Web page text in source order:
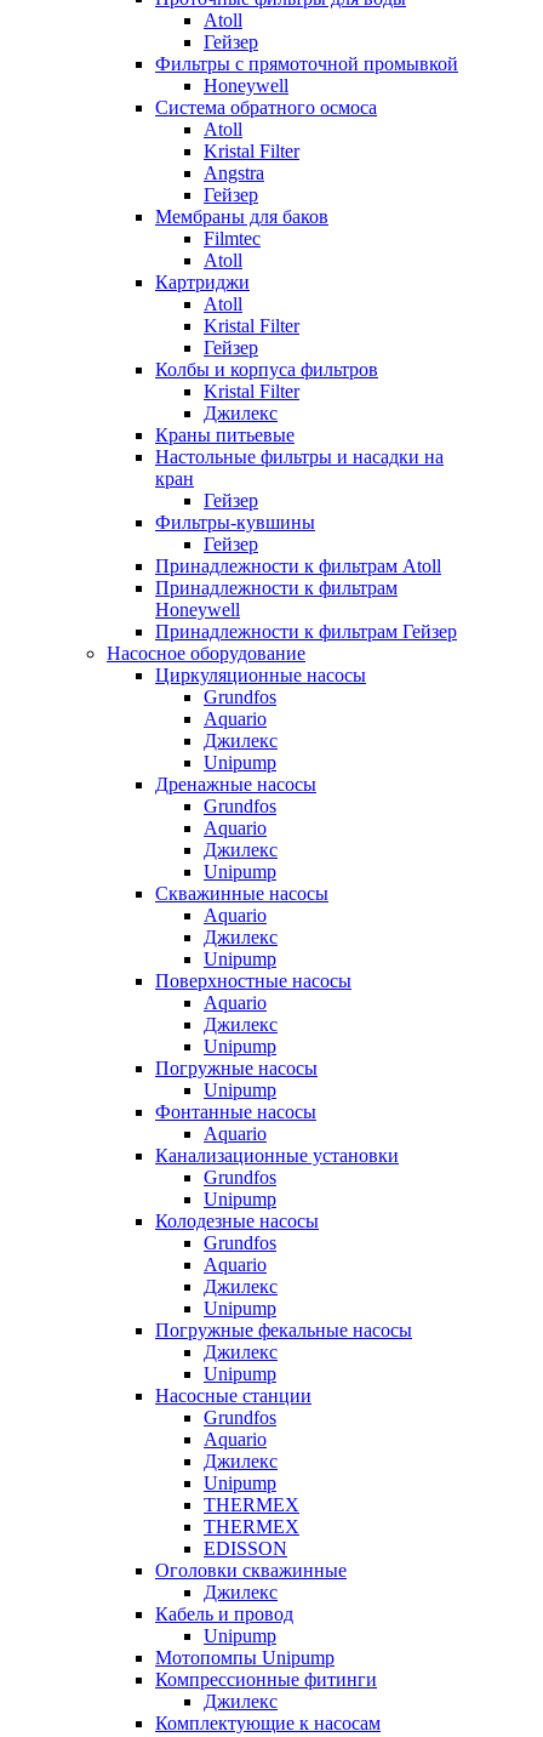
Atoll
Гейзер
Фильтры с прямоточной промывкой
Honeywell
Система обратного осмоса
Atoll
Kristal Filter
Angstra
Гейзер
Мембраны для баков
Filmtec
Atoll
Картриджи
Atoll
Kristal Filter
Гейзер
Колбы и корпуса фильтров
Kristal Filter
Джилекс
Краны питьевые
Настольные фильтры и насадки на
кран
Гейзер
Фильтры-кувшины
Гейзер
Принадлежности к фильтрам Atoll
Принадлежности к фильтрам
Honeywell
Принадлежности к фильтрам Гейзер
Насосное оборудование
Циркуляционные насосы
Grundfos
Aquario
Джилекс
Unipump
Дренажные насосы
Grundfos
Aquario
Джилекс
Unipump
Скважинные насосы
Aquario
Джилекс
Unipump
Поверхностные насосы
Aquario
Джилекс
Unipump
Погружные насосы
Unipump
Фонтанные насосы
Aquario
Канализационные установки
Grundfos
Unipump
Колодезные насосы
Grundfos
Aquario
Джилекс
Unipump
Погружные фекальные насосы
Джилекс
Unipump
Насосные станции
Grundfos
Aquario
Джилекс
Unipump
THERMEX
THERMEX
EDISSON
Оголовки скважинные
Джилекс
Кабель и провод
Unipump
Мотопомпы Unipump
Компрессионные фитинги
Джилекс
Комплектующие к насосам